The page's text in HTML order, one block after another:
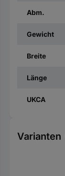
Abm.
Gewicht
Breite
Länge
UKCA
Varianten